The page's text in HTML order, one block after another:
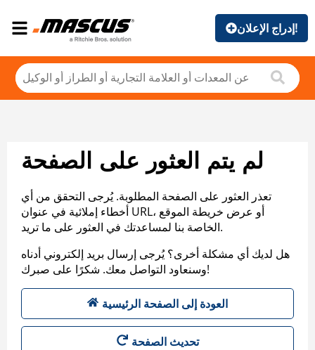
إدراج الإعلان!
لم يتم العثور على الصفحة
تعذر العثور على الصفحة المطلوبة. يُرجى التحقق من أي
أخطاء إملائية في عنوان URL، أو عرض خريطة الموقع
الخاصة بنا لمساعدتك في العثور على ما تريد.
هل لديك أي مشكلة أخرى؟ يُرجى إرسال بريد إلكتروني أدناه
وسنعاود التواصل معك. شكرًا على صبرك!
العودة إلى الصفحة الرئيسية
تحديث الصفحة